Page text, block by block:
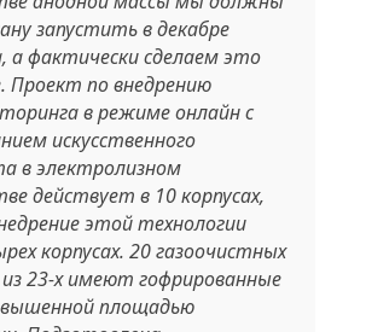
запустить в декабре
а фактически сделаем это
Проект по внедрению
в режиме онлайн с
искусственного
в электролизном
действует в 10 корпусах,
этой технологии
корпусах. 20 газоочистных
23-х имеют гофрированные
площадью